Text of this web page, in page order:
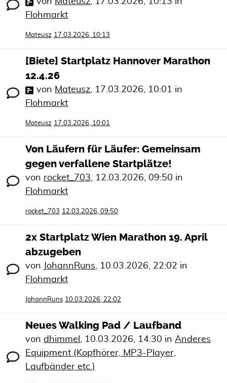
Flohmarkt
Mateusz 17.03.2026, 10:13
[Biete] Startplatz Hannover Marathon
12.4.26
von Mateusz, 17.03.2026, 10:01 in
Flohmarkt
Mateusz 17.03.2026, 10:01
Von Läufern für Läufer: Gemeinsam
gegen verfallene Startplätze!
von rocket_703, 12.03.2026, 09:50 in
Flohmarkt
rocket_703 12.03.2026, 09:50
2x Startplatz Wien Marathon 19. April
abzugeben
von JohannRuns, 10.03.2026, 22:02 in
Flohmarkt
JohannRuns 10.03.2026, 22:02
Neues Walking Pad / Laufband
von dhimmel , 10.03.2026, 14:30 in Anderes
Equipment (Kopfhörer, MP3-Player,
Laufbänder etc.)